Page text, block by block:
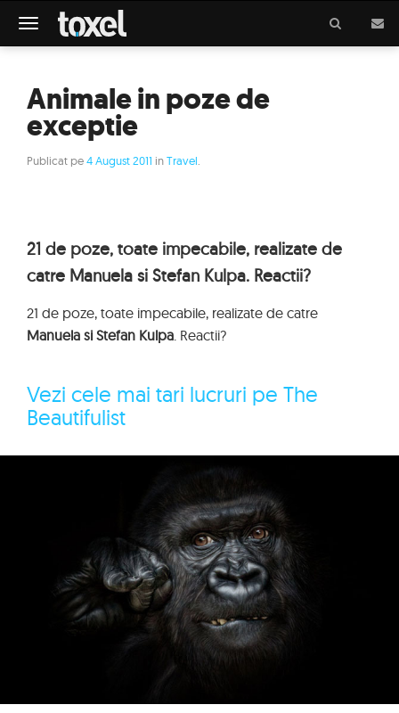
Meniu
Animale in poze de
exceptie
Publicat pe4 August 2011 inTravel
21 de poze, toate impecabile, realizate de
catre Manuela si Stefan Kulpa. Reactii?
21 de poze, toate impecabile, realizate de catre
Manuela si Stefan Kulpa. Reactii?
Vezi cele mai tari lucruri pe The
Beautifulist